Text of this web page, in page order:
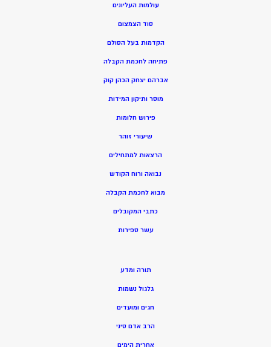
עולמות העליונים
סוד הצמצום
הקדמות בעל הסולם
פתיחה לחכמת הקבלה
אברהם יצחק הכהן קוק
מוסר ותיקון המידות
פירוש חלומות
שיעורי זוהר
הרצאות למתחילים
נבואה ורוח הקודש
מבוא לחכמת הקבלה
כתבי המקובלים
עשר ספירות
תורה ומדע
גלגול נשמות
חגים ומועדים
הרב אדם סיני
אחרית הימים